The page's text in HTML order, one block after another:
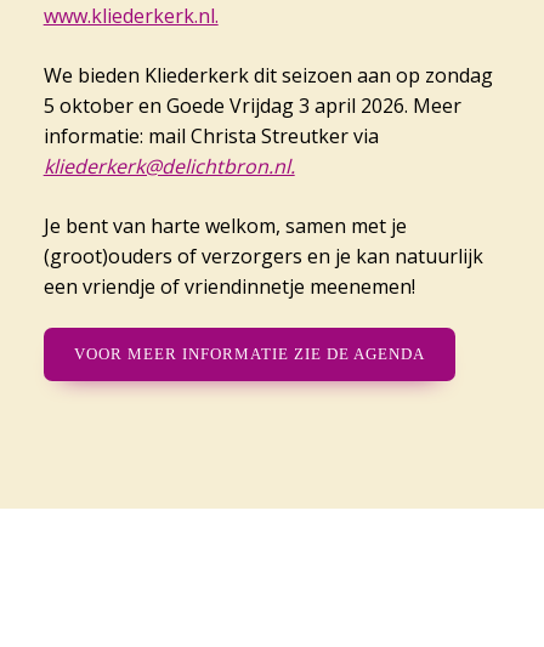
www.kliederkerk.nl.
We bieden Kliederkerk dit seizoen aan op zondag
5 oktober en Goede Vrijdag 3 april 2026. Meer
informatie: mail Christa Streutker via
kliederkerk@delichtbron.nl.
Je bent van harte welkom, samen met je
(groot)ouders of verzorgers en je kan natuurlijk
een vriendje of vriendinnetje meenemen!
VOOR MEER INFORMATIE ZIE DE AGENDA